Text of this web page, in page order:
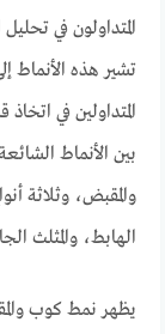
المتداولون في
تشير هذه الأنماط
المتداولين في
بين الأنماط
والمقبض، وثلاثة
الهابط، والمثلث
يظهر نمط كوب